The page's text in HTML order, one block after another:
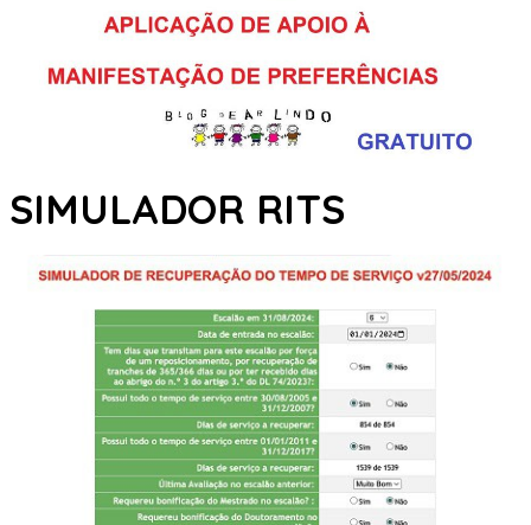
SIMULADOR RITS